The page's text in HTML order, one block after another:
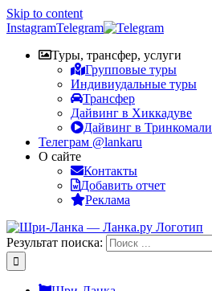
Skip to content
InstagramTelegram
Туры, трансфер, услуги
Групповые туры
Индивиудальные туры
Трансфер
Дайвинг в Хиккадуве
Дайвинг в Тринкомали
Телеграм @lankaru
О сайте
Контакты
Добавить отчет
Реклама
Результат поиска: